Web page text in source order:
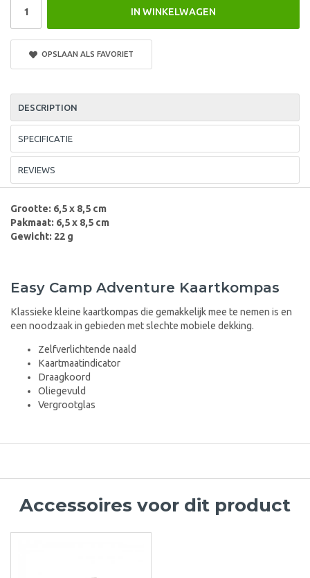
IN WINKELWAGEN
OPSLAAN ALS FAVORIET
DESCRIPTION
SPECIFICATIE
REVIEWS
Grootte: 6,5 x 8,5 cm
Pakmaat: 6,5 x 8,5 cm
Gewicht: 22 g
Easy Camp Adventure Kaartkompas
Klassieke kleine kaartkompas die gemakkelijk mee te nemen is en
een noodzaak in gebieden met slechte mobiele dekking.
Zelfverlichtende naald
Kaartmaatindicator
Draagkoord
Oliegevuld
Vergrootglas
Accessoires voor dit product